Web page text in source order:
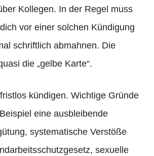
Kollegen. In der Regel muss
vor einer solchen Kündigung
schriftlich abmahnen. Die
die „gelbe Karte“.
kündigen. Wichtige Gründe
eine ausbleibende
systematische Verstöße
sexuelle